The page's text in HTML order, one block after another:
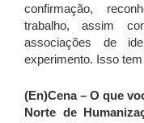
confirmação,
trabalho, assim
associações de
experimento. Isso
(En)Cena – O que
Norte de